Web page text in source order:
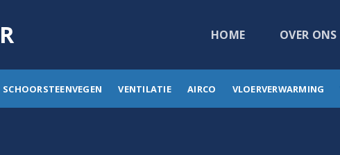
HOME OVER ONS
SCHOORSTEENVEGEN VENTILATIE AIRCO VLOERVERWARMING